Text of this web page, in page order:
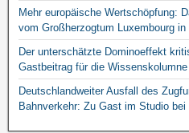
Mehr europäische Wertschöpfung:
vom Großherzogtum Luxembourg in
Der unterschätzte Dominoeffekt
Gastbeitrag für die
Deutschlandweiter Ausfall des
Bahnverkehr: Zu Gast im Studio bei